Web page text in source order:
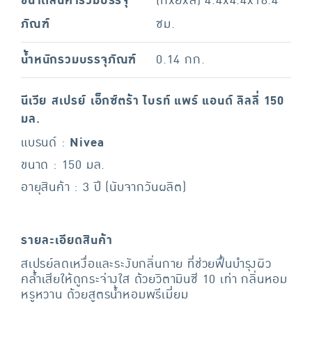
ภัณฑ์
ซม.
น้ำหนักรวมบรรจุภัณฑ์
0.14 กก.
นีเวีย สเปรย์ เอ็กซ์ตร้า ไบรท์ แพร์ แอนด์ ลิลลี่ 150
มล.
แบรนด์ : Nivea
ขนาด : 150 มล.
อายุสินค้า : 3 ปี (นับจากวันผลิต)
รายละเอียดสินค้า
สเปรย์ลดเหงื่อและระงับกลิ่นกาย ที่ช่วยฟื้นบำรุงผิว
คล้ำเสียให้ดูกระจ่างใส ด้วยวิตามินซี 10 เท่า กลิ่นหอม
หรูหวาน ด้วยสูตรน้ำหอมพรีเมี่ยม